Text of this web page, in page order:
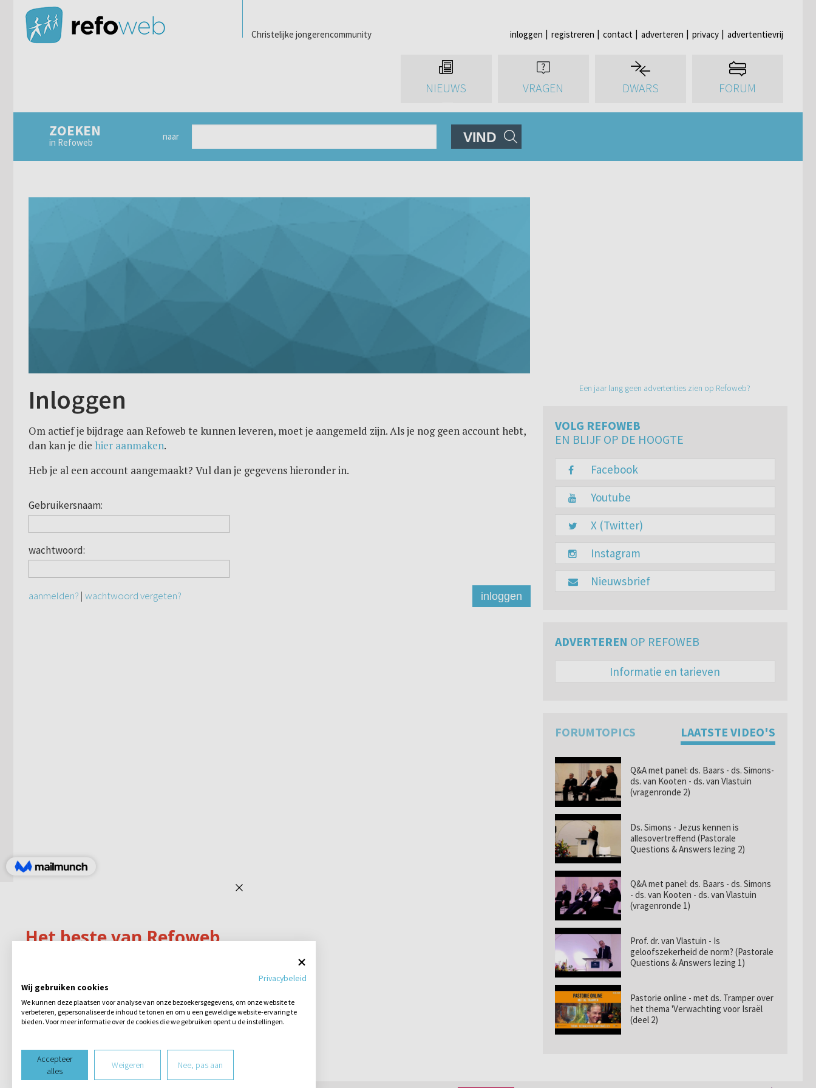
Christelijke jongerencommunity inloggen registreren contact adverteren privacy advertentievrij
NIEUWS VRAGEN DWARS FORUM
ZOEKEN
in Refoweb
naar VIND
Inloggen
Om actief je bijdrage aan Refoweb te kunnen leveren, moet je aangemeld zijn. Als je nog geen account hebt,
dan kan je die hier aanmaken.
Heb je al een account aangemaakt? Vul dan je gegevens hieronder in.
Gebruikersnaam:
wachtwoord:
aanmelden? | wachtwoord vergeten? inloggen
Een jaar lang geen advertenties zien op Refoweb?
VOLG REFOWEB
EN BLIJF OP DE HOOGTE
Facebook
Youtube
X (Twitter)
Instagram
Nieuwsbrief
ADVERTEREN OP REFOWEB
Informatie en tarieven
FORUMTOPICS LAATSTE VIDEO'S
Q&A met panel: ds. Baars - ds. Simons-
ds. van Kooten - ds. van Vlastuin
(vragenronde 2)
Ds. Simons - Jezus kennen is
allesovertreffend (Pastorale
Questions & Answers lezing 2)
Q&A met panel: ds. Baars - ds. Simons
- ds. van Kooten - ds. van Vlastuin
(vragenronde 1)
Prof. dr. van Vlastuin - Is
geloofszekerheid de norm? (Pastorale
Questions & Answers lezing 1)
Pastorie online - met ds. Tramper over
het thema 'Verwachting voor Israël
(deel 2)
Privacybeleid
Wij gebruiken cookies
We kunnen deze plaatsen voor analyse van onze bezoekersgegevens, om onze website te
verbeteren, gepersonaliseerde inhoud te tonen en om u een geweldige website-ervaring te
bieden. Voor meer informatie over de cookies die we gebruiken opent u de instellingen.
Accepteer
alles
Weigeren Nee, pas aan